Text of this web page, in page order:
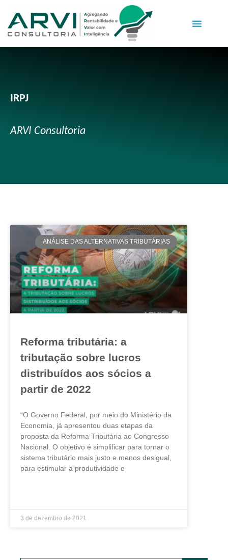
IRPJ
ARVI Consultoria
ANÁLISE DAS ALTERNATIVAS TRIBUTÁRIAS
Reforma tributária: a
tributação sobre lucros
distribuídos aos sócios a
partir de 2022
“O Governo Federal, por meio do Ministério da
Economia, já apresentou duas etapas da
proposta da Reforma Tributária ao Congresso
Nacional. O objetivo é simplificar para tornar o
sistema tributário mais justo e menos desigual,
para estimular a produtividade e
3 de dezembro de 2021